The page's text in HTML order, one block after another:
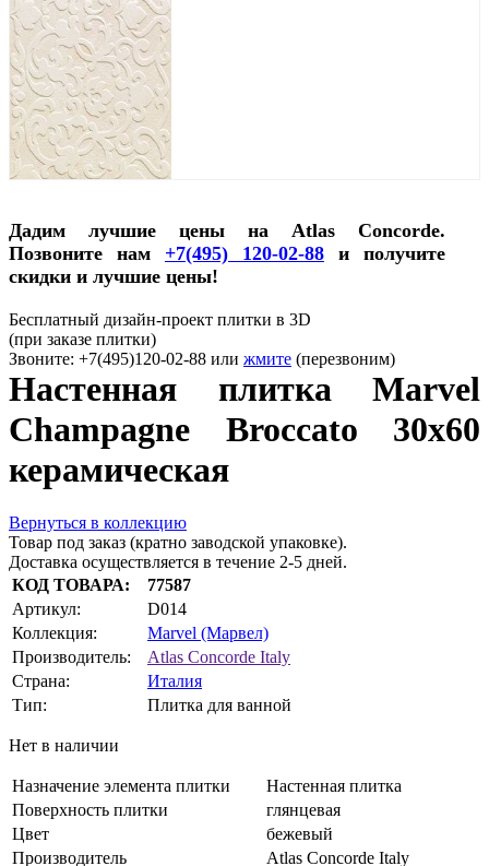
Дадим лучшие цены на Atlas Concorde.
Позвоните нам +7(495) 120-02-88 и получите
скидки и лучшие цены!
Бесплатный дизайн-проект плитки в 3D
(при заказе плитки)
Звоните: +7(495)120-02-88 или жмите (перезвоним)
Настенная плитка Marvel
Champagne Broccato 30x60
керамическая
Вернуться в коллекцию
Товар под заказ (кратно заводской упаковке).
Доставка осуществляется в течение 2-5 дней.
КОД ТОВАРА:
77587
Артикул:
D014
Коллекция:
Marvel (Марвел)
Производитель:
Atlas Concorde Italy
Страна:
Италия
Тип:
Плитка для ванной
Нет в наличии
Назначение элемента плитки
Настенная плитка
Поверхность плитки
глянцевая
Цвет
бежевый
Производитель
Atlas Concorde Italy